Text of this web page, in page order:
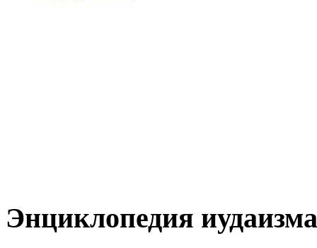
Энциклопедия иудаизма